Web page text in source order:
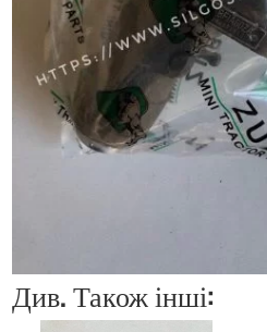
Див. Також інші: